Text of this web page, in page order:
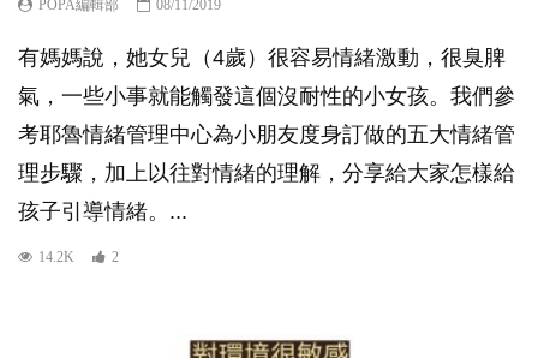
POPA編輯部 08/11/2019
有媽媽說，她女兒（4歲）很容易情緒激動，很臭脾
氣，一些小事就能觸發這個沒耐性的小女孩。我們參
考耶魯情緒管理中心為小朋友度身訂做的五大情緒管
理步驟，加上以往對情緒的理解，分享給大家怎樣給
孩子引導情緒。...
14.2K 2